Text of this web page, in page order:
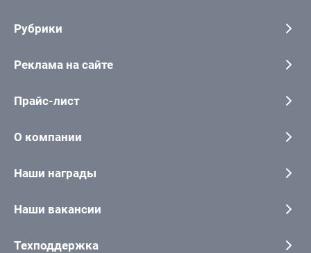
Рубрики
Реклама на сайте
Прайс-лист
О компании
Наши награды
Наши вакансии
Техподдержка